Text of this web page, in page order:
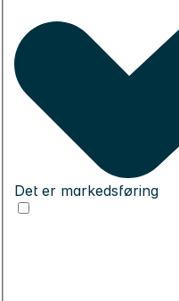
Det er markedsføring